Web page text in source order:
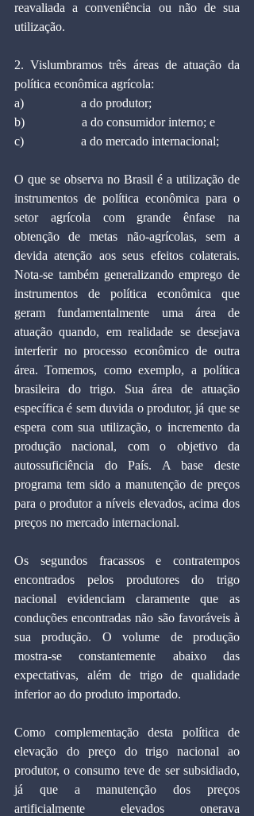
reavaliada a conveniência ou não de sua
utilização.
2. Vislumbramos três áreas de atuação da
política econômica agrícola:
a)                  a do produtor;
b)                  a do consumidor interno; e
c)                  a do mercado internacional;
O que se observa no Brasil é a utilização de
instrumentos de política econômica para o
setor agrícola com grande ênfase na
obtenção de metas não-agrícolas, sem a
devida atenção aos seus efeitos colaterais.
Nota-se também generalizando emprego de
instrumentos de política econômica que
geram fundamentalmente uma área de
atuação quando, em realidade se desejava
interferir no processo econômico de outra
área. Tomemos, como exemplo, a política
brasileira do trigo. Sua área de atuação
específica é sem duvida o produtor, já que se
espera com sua utilização, o incremento da
produção nacional, com o objetivo da
autossuficiência do País. A base deste
programa tem sido a manutenção de preços
para o produtor a níveis elevados, acima dos
preços no mercado internacional.
Os segundos fracassos e contratempos
encontrados pelos produtores do trigo
nacional evidenciam claramente que as
conduções encontradas não são favoráveis à
sua produção. O volume de produção
mostra-se constantemente abaixo das
expectativas, além de trigo de qualidade
inferior ao do produto importado.
Como complementação desta política de
elevação do preço do trigo nacional ao
produtor, o consumo teve de ser subsidiado,
já que a manutenção dos preços
artificialmente elevados onerava